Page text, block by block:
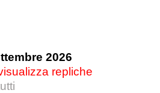
2026
repliche